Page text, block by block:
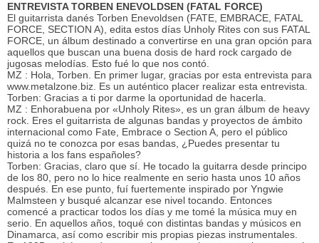
ENTREVISTA TORBEN ENEVOLDSEN (FATAL FORCE)
El guitarrista danés Torben Enevoldsen (FATE, EMBRACE, FATAL
FORCE, SECTION A), edita estos días Unholy Rites con sus FATAL
FORCE, un álbum destinado a convertirse en una gran opción para
aquellos que buscan una buena dosis de hard rock cargado de
jugosas melodías. Esto fué lo que nos contó.
MZ : Hola, Torben. En primer lugar, gracias por esta entrevista para
www.metalzone.biz. Es un auténtico placer realizar esta entrevista.
Torben: Gracias a ti por darme la oportunidad de hacerla.
MZ : Enhorabuena por «Unholy Rites», es un gran álbum de heavy
rock. Eres el guitarrista de algunas bandas y proyectos de ámbito
internacional como Fate, Embrace o Section A, pero el público
quizá no te conozca por esas bandas, ¿Puedes presentar tu
historia a los fans españoles?
Torben: Gracias, claro que sí. He tocado la guitarra desde principo
de los 80, pero no lo hice realmente en serio hasta unos 10 años
después. En ese punto, fuí fuertemente inspirado por Yngwie
Malmsteen y busqué alcanzar ese nivel tocando. Entonces
comencé a practicar todos los días y me tomé la música muy en
serio. En aquellos años, toqué con distintas bandas y músicos en
Dinamarca, así como escribir mis propias piezas instrumentales.